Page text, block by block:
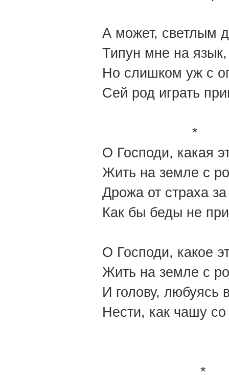
А может, светлым
Типун мне на язык,
Но слишком уж с
Сей род играть
*
О Господи, какая
Жить на земле с
Дрожа от страха
Как бы беды не
О Господи, какое
Жить на земле с
И голову, любуясь
Нести, как чашу